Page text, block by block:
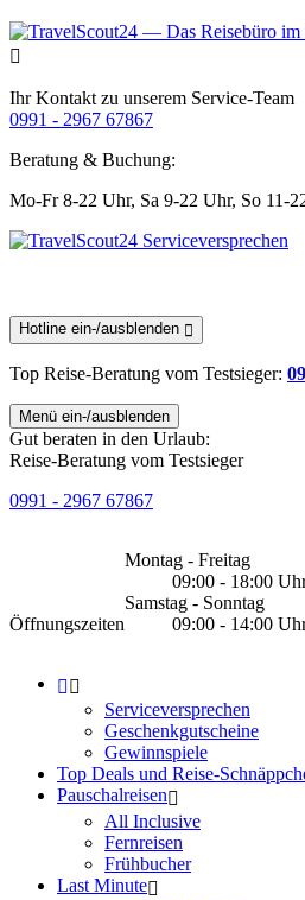
Ihr Kontakt zu unserem Service-Team
0991 - 2967 67867
Beratung & Buchung:
Mo-Fr 8-22 Uhr, Sa 9-22 Uhr, So 11-
Hotline ein-/ausblenden
Top Reise-Beratung vom Testsieger:
Menü ein-/ausblenden
Gut beraten in den Urlaub:
Reise-Beratung vom Testsieger
0991 - 2967 67867
Öffnungszeiten
Montag - Freitag
09:00 - 18:00
Samstag - Sonntag
09:00 - 14:00
Serviceversprechen
Geschenkgutscheine
Gewinnspiele
Top Deals und Reise-
Pauschalreisen
All Inclusive
Fernreisen
Frühbucher
Last Minute